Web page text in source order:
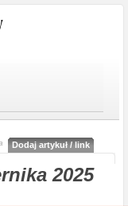
Dodaj artykuł / link
2025